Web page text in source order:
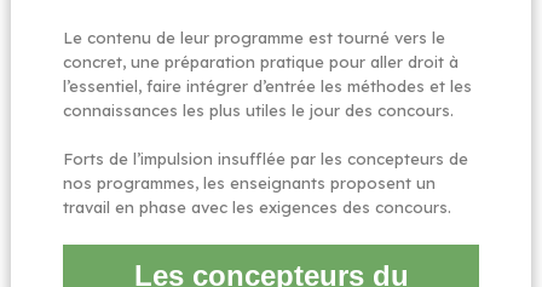
Le contenu de leur programme est tourné vers le
concret, une préparation pratique pour aller droit à
l’essentiel, faire intégrer d’entrée les méthodes et les
connaissances les plus utiles le jour des concours.
Forts de l’impulsion insufflée par les concepteurs de
nos programmes, les enseignants proposent un
travail en phase avec les exigences des concours.
Les concepteurs du